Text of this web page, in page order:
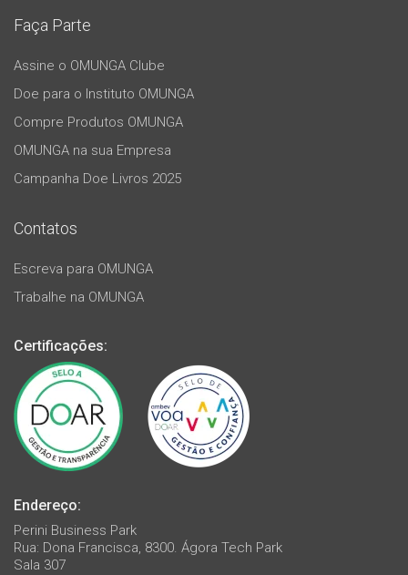
Faça Parte
Assine o OMUNGA Clube
Doe para o Instituto OMUNGA
Compre Produtos OMUNGA
OMUNGA na sua Empresa
Campanha Doe Livros 2025
Contatos
Escreva para OMUNGA
Trabalhe na OMUNGA
Certificações:
Endereço:
Perini Business Park
Rua: Dona Francisca, 8300. Ágora Tech Park
Sala 307